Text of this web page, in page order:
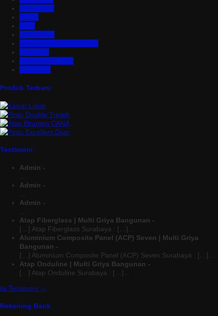
Produk Terbaru
Testimoni
Admin -
Admin -
Admin -
Atap Fiberglass | Multi Griya Bangunan -
[…] Atap Fiberglass Surabaya : […]...
Aluminium Composite Panel (ACP) Seven | Multi Griya
Bangunan -
[…] Aluminium Composite Panel (ACP) Seven Surabaya : […]...
Atap Onduline | Multi Griya Bangunan -
[…] Atap Onduline Surabaya : […]...
Isi Testimoni →
Rekening Bank